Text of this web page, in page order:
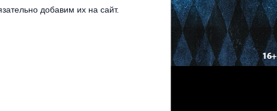
добавим их на сайт.